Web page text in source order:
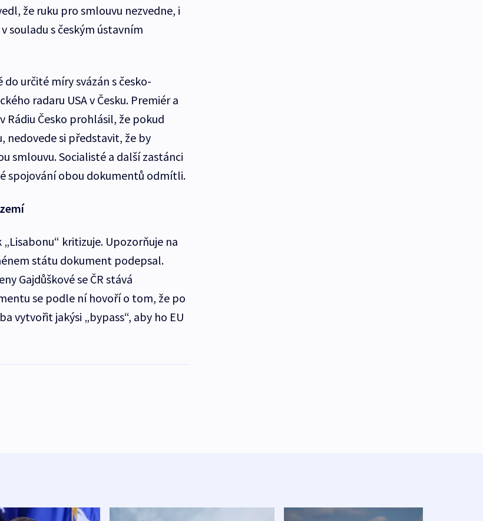
že ruku pro smlouvu nezvedne, i
souladu s českým ústavním
určité míry svázán s česko-
radaru USA v Česku. Premiér a
Rádiu Česko prohlásil, že pokud
nedovede si představit, že by
smlouvu. Socialisté a další zastánci
spojování obou dokumentů odmítli.
kritizuje. Upozorňuje na
státu dokument podepsal.
Gajdůškové se ČR stává
se podle ní hovoří o tom, že po
vytvořit jakýsi „bypass“, aby ho EU